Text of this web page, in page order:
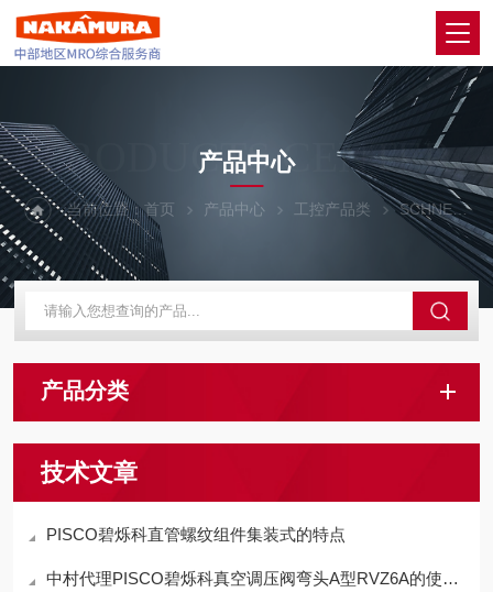
PRODUCTS CENTER
产品中心
当前位置：首页 产品中心 工控产品类 SCHNEIDER 施耐德
产品分类
技术文章
PISCO碧烁科直管螺纹组件集装式的特点
中村代理PISCO碧烁科真空调压阀弯头A型RVZ6A的使用方法